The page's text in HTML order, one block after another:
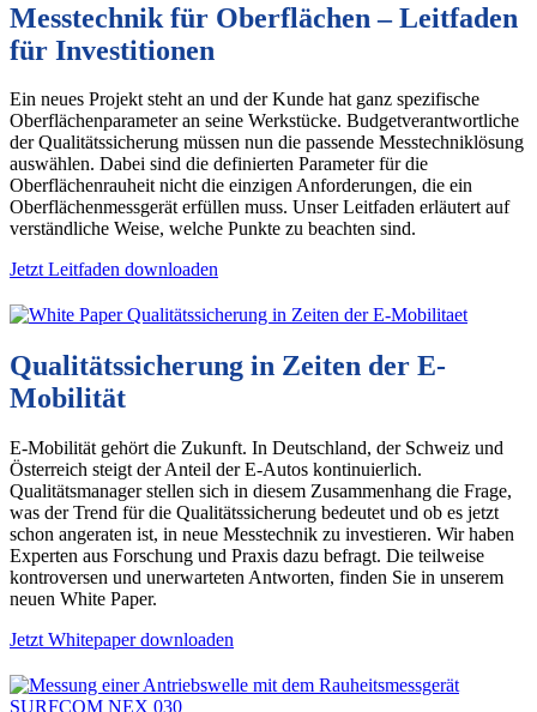
Messtechnik für Oberflächen – Leitfaden
für Investitionen
Ein neues Projekt steht an und der Kunde hat ganz spezifische
Oberflächenparameter an seine Werkstücke. Budgetverantwortliche
der Qualitätssicherung müssen nun die passende Messtechniklösung
auswählen. Dabei sind die definierten Parameter für die
Oberflächenrauheit nicht die einzigen Anforderungen, die ein
Oberflächenmessgerät erfüllen muss. Unser Leitfaden erläutert auf
verständliche Weise, welche Punkte zu beachten sind.
Jetzt Leitfaden downloaden
Qualitätssicherung in Zeiten der E-
Mobilität
E-Mobilität gehört die Zukunft. In Deutschland, der Schweiz und
Österreich steigt der Anteil der E-Autos kontinuierlich.
Qualitätsmanager stellen sich in diesem Zusammenhang die Frage,
was der Trend für die Qualitätssicherung bedeutet und ob es jetzt
schon angeraten ist, in neue Messtechnik zu investieren. Wir haben
Experten aus Forschung und Praxis dazu befragt. Die teilweise
kontroversen und unerwarteten Antworten, finden Sie in unserem
neuen White Paper.
Jetzt Whitepaper downloaden